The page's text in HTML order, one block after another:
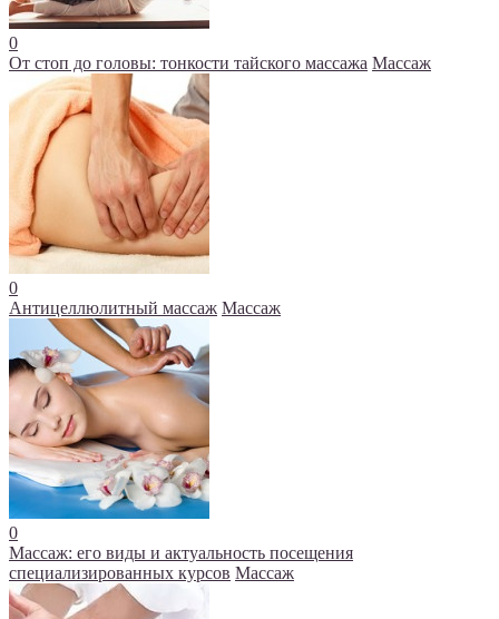
0
От стоп до головы: тонкости тайского массажа Массаж
0
Антицеллюлитный массаж Массаж
0
Массаж: его виды и актуальность посещения
специализированных курсов Массаж